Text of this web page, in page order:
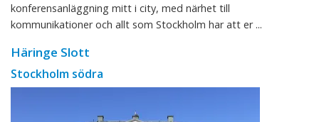
konferensanläggning mitt i city, med närhet till
kommunikationer och allt som Stockholm har att er ...
Häringe Slott
Stockholm södra